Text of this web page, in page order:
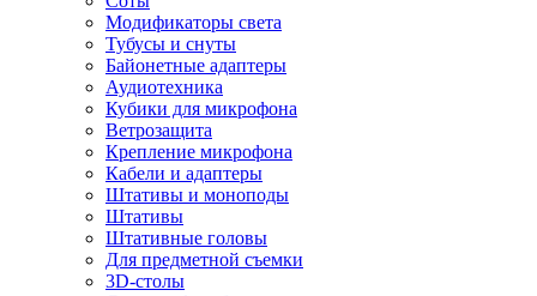
Модификаторы света
Тубусы и снуты
Байонетные адаптеры
Аудиотехника
Кубики для микрофона
Ветрозащита
Крепление микрофона
Кабели и адаптеры
Штативы и моноподы
Штативы
Штативные головы
Для предметной съемки
3D-столы